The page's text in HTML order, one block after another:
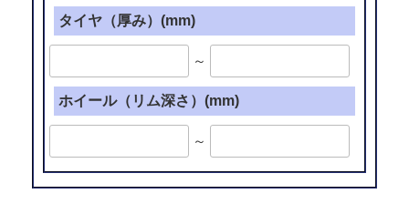
タイヤ（厚み）(mm)
～
ホイール（リム深さ）(mm)
～